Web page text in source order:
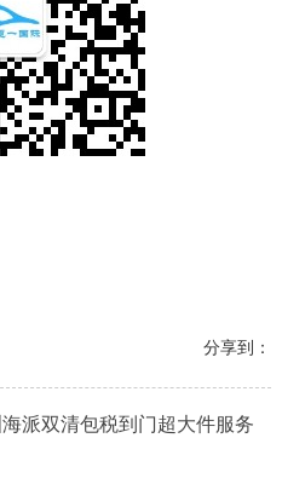
分享到：
派双清包税到门超大件服务